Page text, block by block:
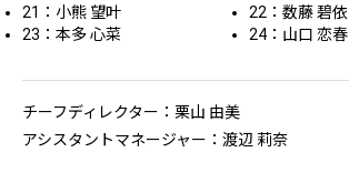
21：小熊 望叶
22：数藤 碧依
23：本多 心菜
24：山口 恋春
チーフディレクター：栗山 由美
アシスタントマネージャー：渡辺 莉奈